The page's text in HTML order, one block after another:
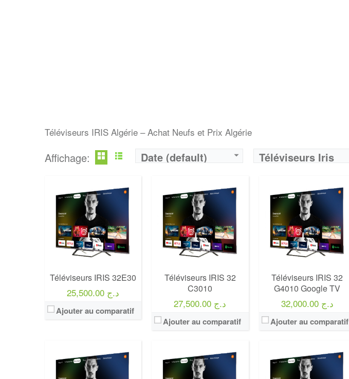
Téléviseurs IRIS Algérie – Achat Neufs et Prix Algérie
Affichage: Date (default) Téléviseurs Iris
Téléviseurs IRIS 32E30
25,500.00 د.ج
Ajouter au comparatif
Téléviseurs IRIS 32
C3010
27,500.00 د.ج
Ajouter au comparatif
Téléviseurs IRIS 32
G4010 Google TV
32,000.00 د.ج
Ajouter au comparatif
Marque:LG
Prix:75000
Définition:UHD TV
View Details →
Marque:
LG
Prix:
75000
Définition:UHD TV
View Details →
Marque:LG
Prix:75000
Définition:UHD TV
View Details →
Marque:LG
Prix:75000
Marque:LG
Prix:75000
Marque:LG
Prix:75000